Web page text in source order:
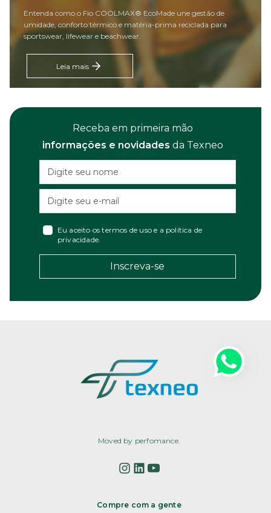
Entenda como o Fio COOLMAX® EcoMade une gestão de
umidade, conforto térmico e matéria-prima reciclada para
sportswear, lifewear e beachwear.
Leia mais
Receba em primeira mão
informações e novidades da Texneo
Eu aceito ostermos de uso e a política de
privacidade
Inscreva-se
Moved by perfomance.
Compre com a gente